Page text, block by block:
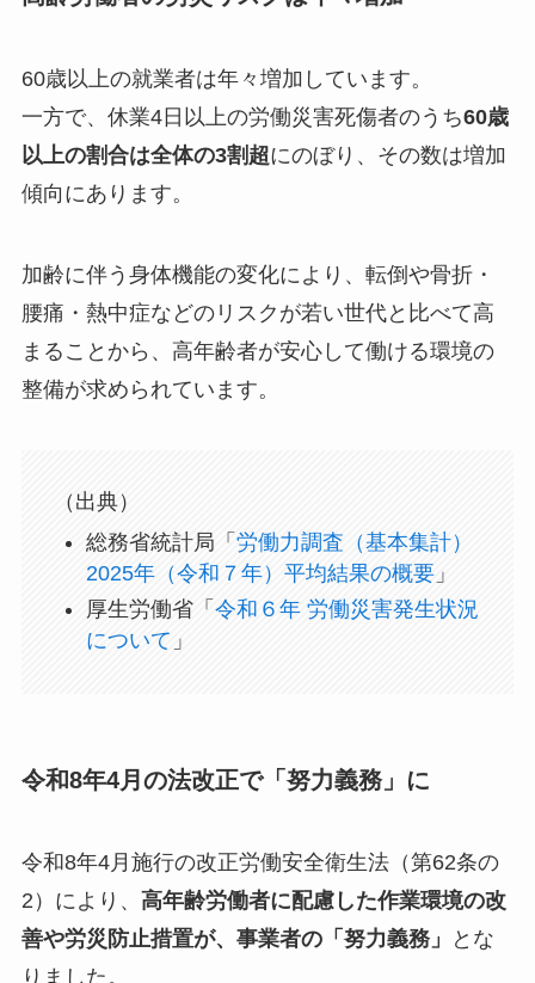
60歳以上の就業者は年々増加しています。
一方で、休業4日以上の労働災害死傷者のうち60歳
以上の割合は全体の3割超にのぼり、その数は増加
傾向にあります。
加齢に伴う身体機能の変化により、転倒や骨折・
腰痛・熱中症などのリスクが若い世代と比べて高
まることから、高年齢者が安心して働ける環境の
整備が求められています。
（出典）
総務省統計局「 労働力調査（基本集計）
2025年（令和７年）平均結果の概要」
厚生労働省「 令和６年 労働災害発生状況
について 」
令和8年4月の法改正で「努力義務」に
令和8年4月施行の改正労働安全衛生法（第62条の
2）により、 高年齢労働者に配慮した作業環境の改
善や労災防止措置が、事業者の「努力義務」
とな
りました。